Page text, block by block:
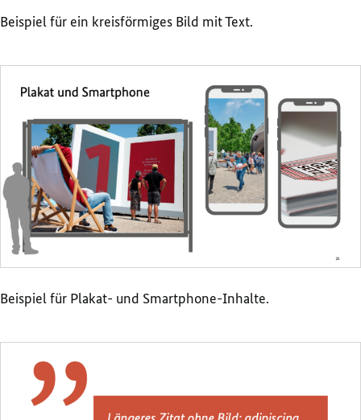
Beispiel für ein kreisförmiges Bild mit Text.
Beispiel für Plakat- und Smartphone-Inhalte.